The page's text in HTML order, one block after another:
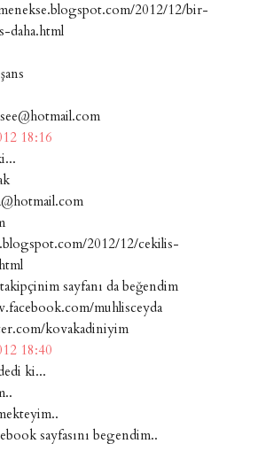
2012/12/bir-
daha.html
18:16
2012/12/cekilis-
sayfanı da beğendim
muhlisceyda
kovakadiniyim
18:40
ki...
sayfasını begendim..